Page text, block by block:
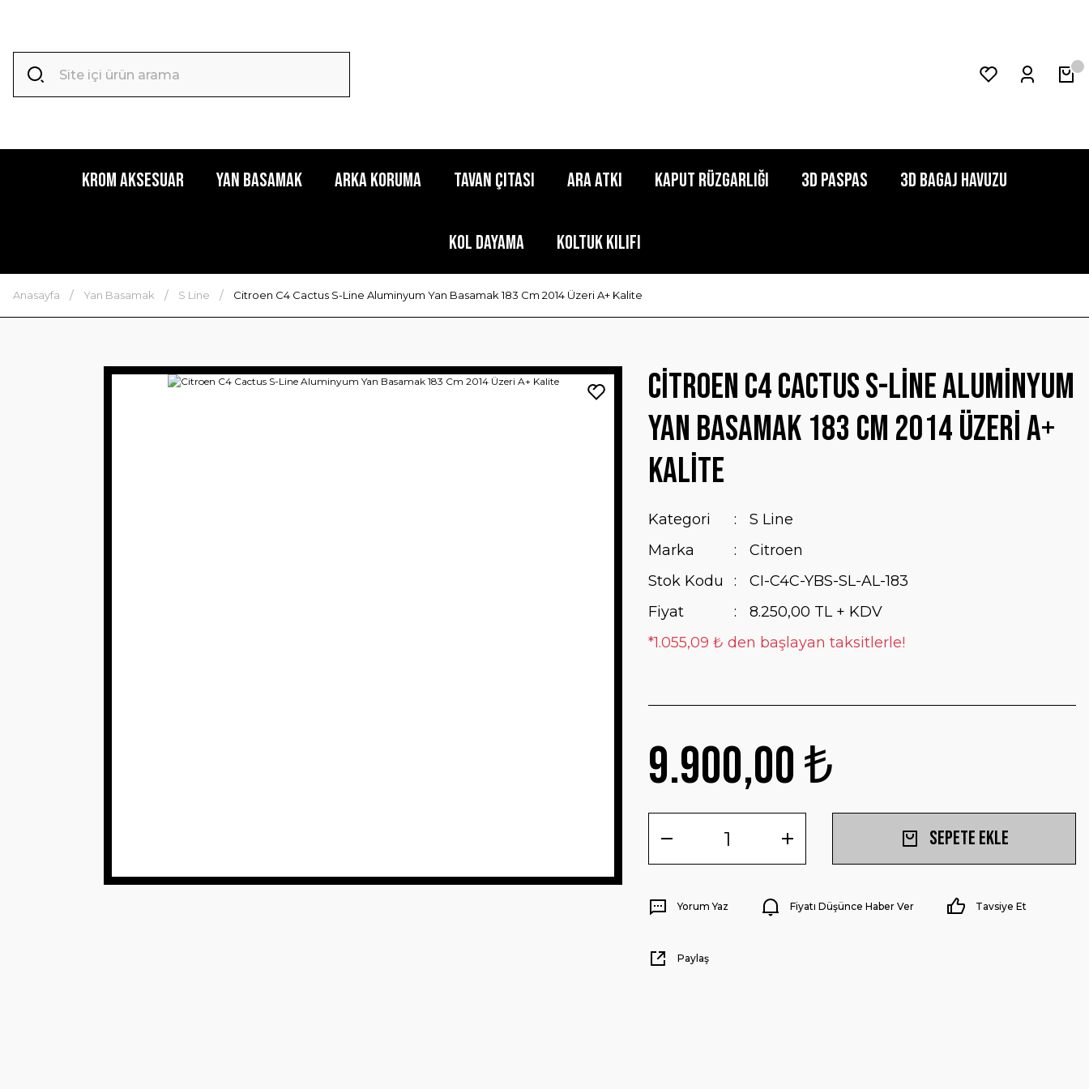
Krom Aksesuar Yan Basamak Arka Koruma Tavan Çıtası Ara Atkı Kaput Rüzgarlığı 3D Paspas 3D Bagaj Havuzu
Kol Dayama Koltuk Kılıfı
Anasayfa Yan Basamak S Line Citroen C4 Cactus S-Line Aluminyum Yan Basamak 183 Cm 2014 Üzeri A+ Kalite
Citroen C4 Cactus S-Line Aluminyum
Yan Basamak 183 Cm 2014 Üzeri A+
Kalite
Kategori
S Line
Marka
Citroen
Stok Kodu
CI-C4C-YBS-SL-AL-183
Fiyat
8.250,00 TL + KDV
*1.055,09 ₺ den başlayan taksitlerle!
9.900,00 ₺
Sepete Ekle
Yorum Yaz Fiyatı Düşünce Haber Ver Tavsiye Et
Paylaş